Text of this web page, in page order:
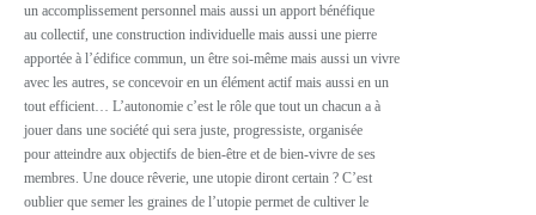
un accomplissement personnel mais aussi un apport bénéfique
au collectif, une construction individuelle mais aussi une pierre
apportée à l’édifice commun, un être soi-même mais aussi un vivre
avec les autres, se concevoir en un élément actif mais aussi en un
tout efficient… L’autonomie c’est le rôle que tout un chacun a à
jouer dans une société qui sera juste, progressiste, organisée
pour atteindre aux objectifs de bien-être et de bien-vivre de ses
membres. Une douce rêverie, une utopie diront certain ? C’est
oublier que semer les graines de l’utopie permet de cultiver le